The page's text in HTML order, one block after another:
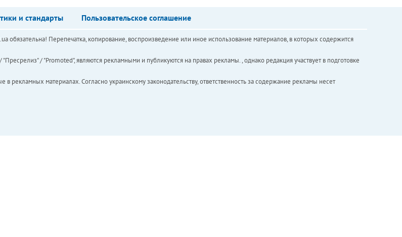
и стандарты Пользовательское соглашение
обязательна! Перепечатка, копирование, воспроизведение или иное использование материалов, в которых содержится
/ "Promoted", являются рекламными и публикуются на правах рекламы. , однако редакция участвует в подготовке
рекламных материалах. Согласно украинскому законодательству, ответственность за содержание рекламы несет